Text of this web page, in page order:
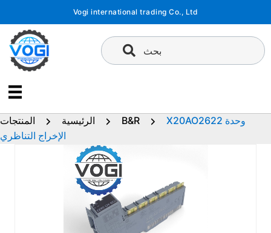
المحتوى
Vogi international trading Co., Ltd
بحث
الرئيسية المنتجات B&R
X20AO2622 وحدة
الإخراج التناظري